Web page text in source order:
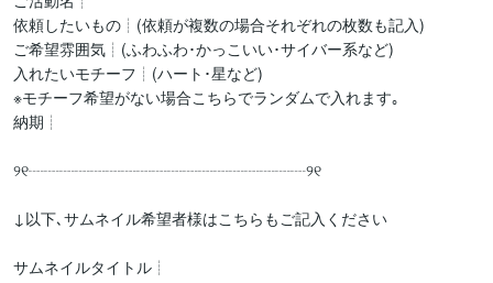
依頼したいもの┊(依頼が複数の場合それぞれの枚数も記入)
ご希望雰囲気┊(ふわふわ･かっこいい･サイバー系など)
入れたいモチーフ┊(ハート･星など)
※モチーフ希望がない場合こちらでランダムで入れます｡
納期┊
୨୧┈┈┈┈┈┈┈┈┈┈┈┈┈┈┈┈┈┈୨୧
↓以下､サムネイル希望者様はこちらもご記入ください
サムネイルタイトル┊